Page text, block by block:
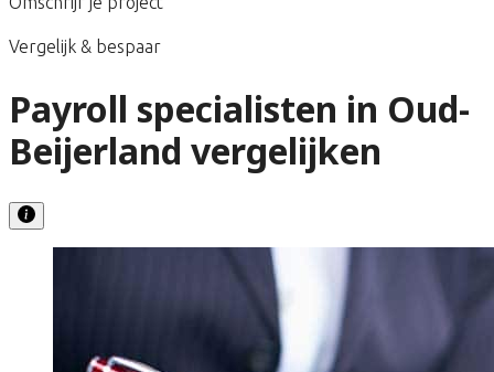
Vergelijk & bespaar
Payroll specialisten in Oud-
Beijerland vergelijken